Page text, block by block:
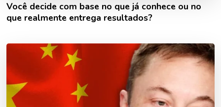
Você decide com base no que já conhece ou no
que realmente entrega resultados?